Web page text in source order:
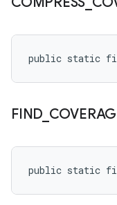
public static final
FIND
public static final